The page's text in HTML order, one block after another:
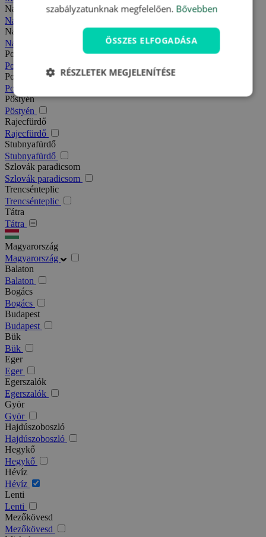
Nagy-Fátra
Nagy-Fátra
Nagymegyer
Nagymegyer
Podhajska
Podhajska
Pozsony
Pozsony
Pöstyén
Pöstyén
Rajecfürdő
Rajecfürdő
Stubnyafürdő
Stubnyafürdő
Szlovák paradicsom
Szlovák paradicsom
Trencsénteplic
Trencsénteplic
Tátra
Tátra
Magyarország
Magyarország
Balaton
Balaton
Bogács
Bogács
Budapest
Budapest
Bük
Bük
Eger
Eger
Egerszalók
Egerszalók
Györ
Györ
Hajdúszoboszló
Hajdúszoboszló
Hegykő
Hegykő
Hévíz
Hévíz
Lenti
Lenti
Mezőkövesd
Mezőkövesd
szabályzatunknak megfelelően. Bővebben
ÖSSZES ELFOGADÁSA
RÉSZLETEK MEGJELENÍTÉSE